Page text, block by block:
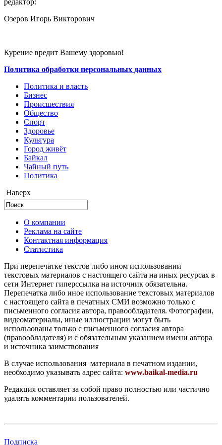
Озеров Игорь Викторович
Курение вредит Вашему здоровью!
Политика обработки персональных данных
Политика и власть
Бизнес
Происшествия
Общество
Cпорт
Здоровье
Культура
Город живёт
Байкал
Чайный путь
Политика
Наверх
О компании
Реклама на сайте
Контактная информация
Статистика
При перепечатке текстов либо ином использовании
текстовых материалов с настоящего сайта на иных ресурсах в
сети Интернет гиперссылка на источник обязательна.
Перепечатка либо иное использование текстовых материалов
с настоящего сайта в печатных СМИ возможно только с
письменного согласия автора, правообладателя. Фотографии,
видеоматериалы, иные иллюстрации могут быть
использованы только с письменного согласия автора
(правообладателя) и с обязательным указанием имени автора
и источника заимствования
В случае использования материала в печатном издании,
необходимо указывать адрес сайта: www.baikal-media.ru
Редакция оставляет за собой право полностью или частично
удалять комментарии пользователей.
Подписка